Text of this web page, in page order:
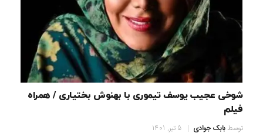
شوخی عجیب یوسف تیموری با بهنوش بختیاری / همراه
فیلم
توسطبابک جوادی 5 تیر, 1401